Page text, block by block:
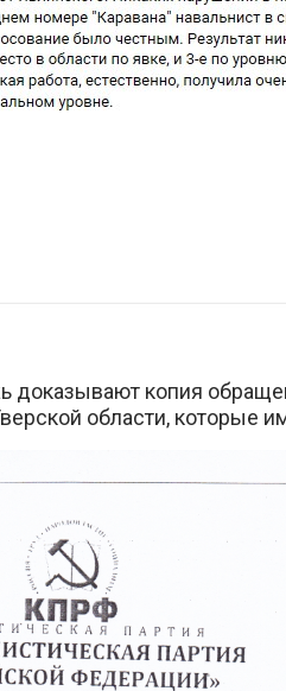
доказывают копия
области, которые